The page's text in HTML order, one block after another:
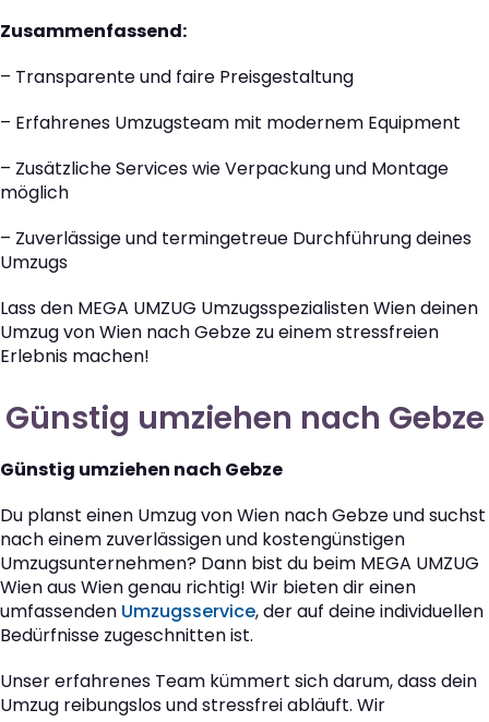
Zusammenfassend:
– Transparente und faire Preisgestaltung
– Erfahrenes Umzugsteam mit modernem Equipment
– Zusätzliche Services wie Verpackung und Montage
möglich
– Zuverlässige und termingetreue Durchführung deines
Umzugs
Lass den MEGA UMZUG Umzugsspezialisten Wien deinen
Umzug von Wien nach Gebze zu einem stressfreien
Erlebnis machen!
Günstig umziehen nach Gebze
Günstig umziehen nach Gebze
Du planst einen Umzug von Wien nach Gebze und suchst
nach einem zuverlässigen und kostengünstigen
Umzugsunternehmen? Dann bist du beim MEGA UMZUG
Wien aus Wien genau richtig! Wir bieten dir einen
umfassenden Umzugsservice, der auf deine individuellen
Bedürfnisse zugeschnitten ist.
Unser erfahrenes Team kümmert sich darum, dass dein
Umzug reibungslos und stressfrei abläuft. Wir